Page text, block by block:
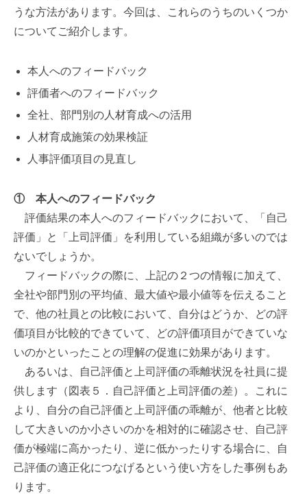
うな方法があります。今回は、これらのうちのいくつか
についてご紹介します。
本人へのフィードバック
評価者へのフィードバック
全社、部門別の人材育成への活用
人材育成施策の効果検証
人事評価項目の見直し
①
本人へのフィードバック
評価結果の本人へのフィードバックにおいて、「自己
評価」と「上司評価」を利用している組織が多いのでは
ないでしょうか。
フィードバックの際に、上記の２つの情報に加えて、
全社や部門別の平均値、最大値や最小値等を伝えること
で、他の社員との比較において、自分はどうか、どの評
価項目が比較的できていて、どの評価項目ができていな
いのかといったことの理解の促進に効果があります。
あるいは、自己評価と上司評価の乖離状況を社員に提
供します（図表５．自己評価と上司評価の差）。これに
より、自分の自己評価と上司評価の乖離が、他者と比較
して大きいのか小さいのかを相対的に確認させ、自己評
価が極端に高かったり、逆に低かったりする場合に、自
己評価の適正化につなげるという使い方をした事例もあ
ります。